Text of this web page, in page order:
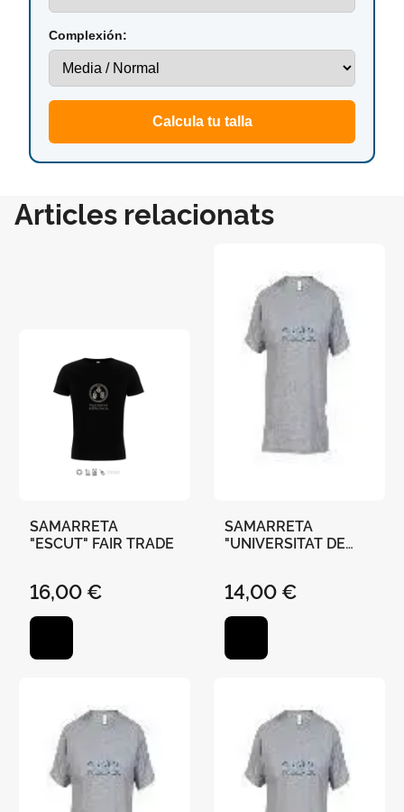
Complexión:
Calcula tu talla
Articles relacionats
SAMARRETA
"ESCUT" FAIR TRADE
16,00 €
SAMARRETA
"UNIVERSITAT DE
14,00 €